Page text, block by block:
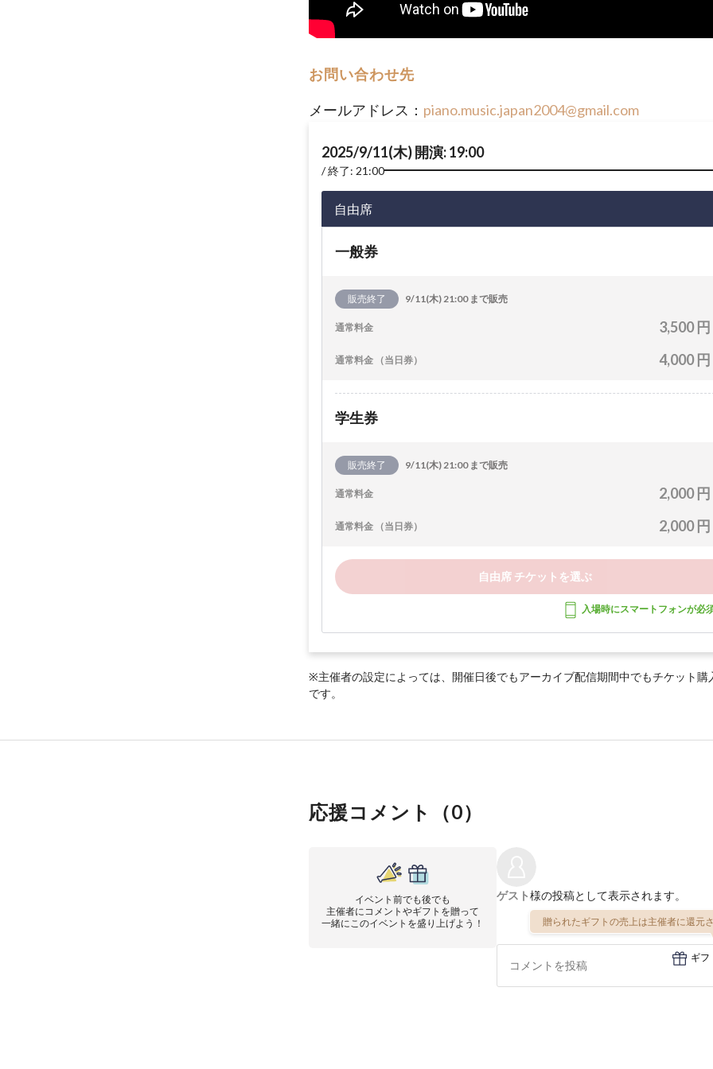
お問い合わせ先
メールアドレス： piano.music.japan2004@gmail.com
2025/9/11(木) 開演: 19:00
終了: 21:00
自由席
一般券
販売終了 9/11(木) 21:00 まで販売
通常料金 3,500 円
通常料金 （当日券） 4,000 円
学生券
販売終了 9/11(木) 21:00 まで販売
通常料金 2,000 円
通常料金 （当日券） 2,000 円
自由席 チケットを選ぶ
入場時にスマートフォンが必
※主催者の設定によっては、開催日後でもアーカイブ配信期間中でもチケット購
です。
応援コメント（0）
イベント前でも後でも
主催者にコメントやギフトを贈って
一緒にこのイベントを盛り上げよう！
ゲスト様の投稿として表示されます。
贈られたギフトの売上は主催者に還元
ギフ